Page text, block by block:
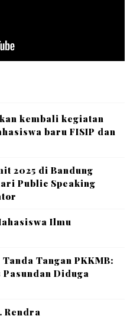
kembali kegiatan
baru FISIP dan
2025 di Bandung
Public Speaking
Ilmu
Tangan PKKMB:
Diduga
Rendra